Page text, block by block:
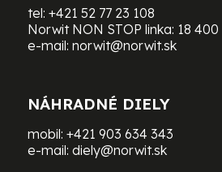
tel: +421 52 77 23 108
Norwit NON STOP linka: 18 400
e-mail: norwit@norwit.sk
NÁHRADNÉ DIELY
mobil: +421 903 634 343
e-mail: diely@norwit.sk